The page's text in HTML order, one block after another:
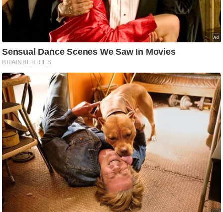
g
N
w
s
ला
इ
फ
स्टा
इ
ल
टे
क्नॉ
लॉ
जी
ब्यू